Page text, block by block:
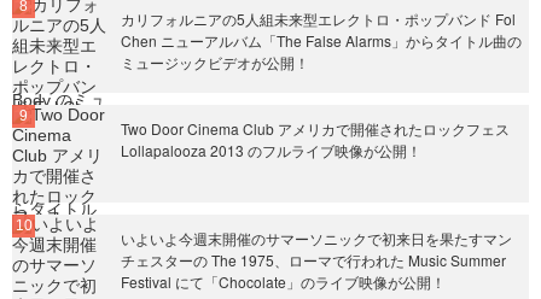
カリフォルニアの5人組未来型エレクトロ・ポップバンド Fol
Chen ニューアルバム「The False Alarms」からタイトル曲の
ミュージックビデオが公開！
Two Door Cinema Club アメリカで開催されたロックフェス
Lollapalooza 2013 のフルライブ映像が公開！
いよいよ今週末開催のサマーソニックで初来日を果たすマン
チェスターの The 1975、ローマで行われた Music Summer
Festival にて「Chocolate」のライブ映像が公開！